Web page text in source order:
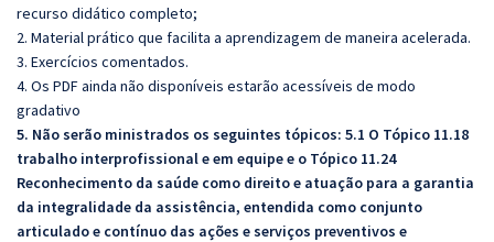
recurso didático completo;
2. Material prático que facilita a aprendizagem de maneira acelerada.
3. Exercícios comentados.
4. Os PDF ainda não disponíveis estarão acessíveis de modo
gradativo
5. Não serão ministrados os seguintes tópicos: 5.1 O Tópico 11.18
trabalho interprofissional e em equipe e o Tópico 11.24
Reconhecimento da saúde como direito e atuação para a garantia
da integralidade da assistência, entendida como conjunto
articulado e contínuo das ações e serviços preventivos e